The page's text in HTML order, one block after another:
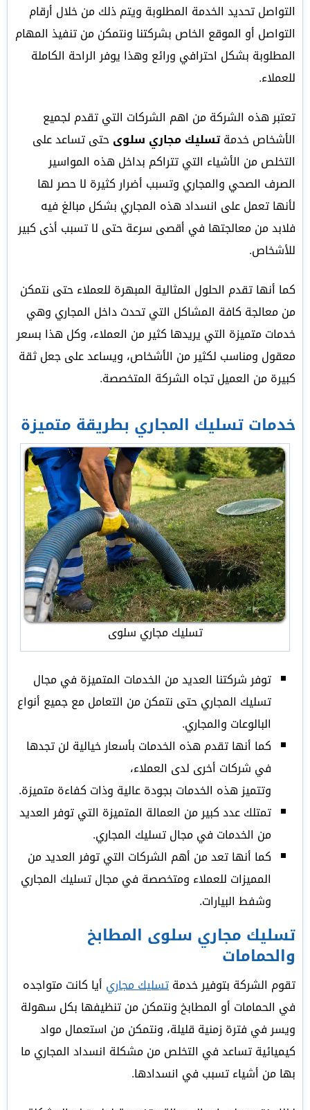
التواصل تحديد الخدمة المطلوبة ويتم ذلك من خلال أرقام
التواصل أو الموقع الخاص بشركتنا ونتمكن من تنفيذ المهام
المطلوبة بشكل احترافي ورائع وهذا يوفر الراحة الكاملة
للعملاء.
تعتبر هذه الشركة من اهم الشركات التي تقدم لجميع
الأشخاص خدمةتسليك مجاري سلوىحتى تساعد على
التخلص من الأشياء التي تتراكم بداخل هذه المواسير
الصرف الصحي والمجاري وتسبب أضرار كثيرة لا حصر لها
لأنها تعمل على انسداد هذه المجاري بشكل مبالغ فيه
فلابد من معالجتها في أقصى سرعة حتى لا تسبب أذى كبير
للأشخاص.
كما أنها تقدم الحلول المثالية المبهرة للعملاء حتى نتمكن
من معالجة كافة المشاكل التي تحدث داخل المجاري وهي
خدمات متميزة التي يريدها كثير من العملاء، وكل هذا بسعر
معقول ومناسب لكثير من الأشخاص، ويساعد على جعل ثقة
كبيرة من العميل تجاه الشركة المتخصصة.
خدمات تسليك المجاري بطريقة متميزة
تسليك مجاري سلوى
توفر شركتنا العديد من الخدمات المتميزة في مجال
تسليك المجاري حتى نتمكن من التعامل مع جميع أنواع
البالوعات والمجاري.
كما أنها تقدم هذه الخدمات بأسعار خيالية لن تجدها
في شركات أخرى لدى العملاء،
وتتميز هذه الخدمات بجودة عالية وذات كفاءة متميزة.
تمتلك عدد كبير من العمالة المتميزة التي توفر العديد
من الخدمات في مجال تسليك المجاري.
كما أنها تعد من أهم الشركات التي توفر العديد من
المميزات للعملاء ومتخصصة في مجال تسليك المجاري
وشفط البيارات.
تسليك مجاري سلوى المطابخ
والحمامات
تقوم الشركة بتوفير خدمةتسليك مجاري أيا كانت متواجده
في الحمامات أو المطابخ ونتمكن من تنظيفها بكل سهولة
ويسر في فترة زمنية قليلة، ونتمكن من استعمال مواد
كيميائية تساعد في التخلص من مشكلة انسداد المجاري ما
بها من أشياء تسبب في انسدادها.